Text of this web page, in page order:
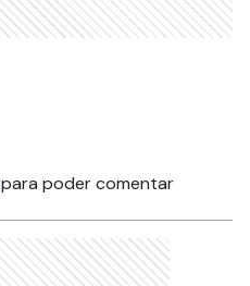
para poder comentar